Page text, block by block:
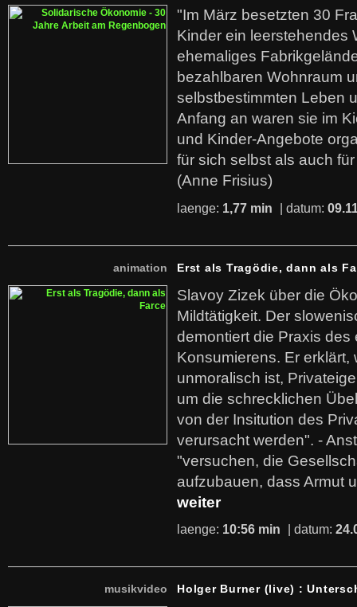
"Im März besetzten 30
Kinder ein leerstehendes
ehemaliges
bezahlbaren Wohnraum
selbstbestimmten Leben
Anfang an waren sie im
und Kinder-Angebote
für sich selbst als auch
(Anne Frisius)
laenge: 1,77 min | datum:
animation Erst als Tragödie, dann als
Slavoy Zizek über die
Mildtätigkeit. Der
demontiert die Praxis des
Konsumierens. Er erklärt,
unmoralisch ist,
um die schrecklichen
von der Insitution des
verursacht werden". -
"versuchen, die
aufzubauen, dass Armut
weiter
laenge: 10:56 min | datum:
musikvideo Holger Burner (live) :